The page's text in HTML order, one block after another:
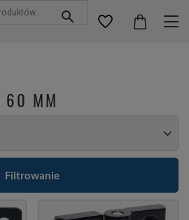
60 MM
Filtrowanie